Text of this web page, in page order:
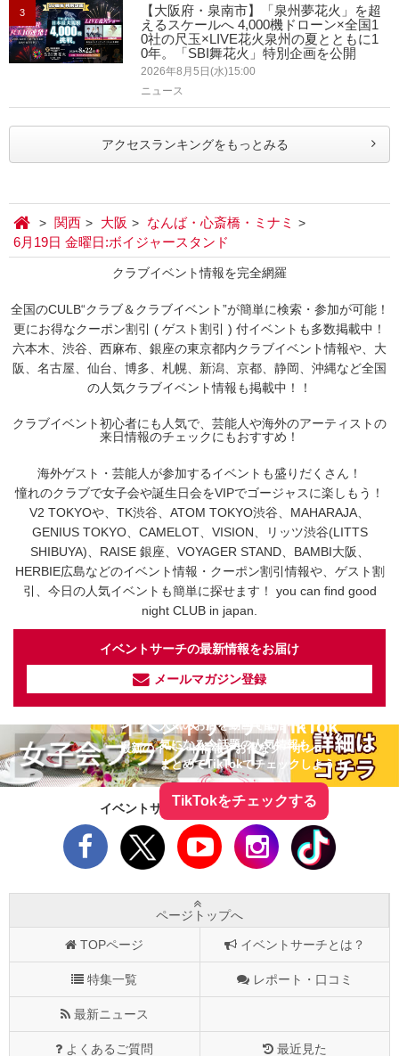
3
【大阪府・泉南市】「泉州夢花火」を超
えるスケールへ 4,000機ドローン×全国1
0社の尺玉×LIVE花火泉州の夏とともに1
0年。「SBI舞花火」特別企画を公開
2026年8月5日(水)15:00
ニュース
アクセスランキングをもっとみる
関西 大阪
なんば・心斎橋・ミナミ
6月19日 金曜日:ボイジャースタンド
クラブイベント情報を完全網羅
全国のCULB“クラブ＆クラブイベント”が簡単に検索・参加が可能！
更にお得なクーポン割引 ( ゲスト割引 ) 付イベントも多数掲載中！
六本木、渋谷、西麻布、銀座の東京都内クラブイベント情報や、大
阪、名古屋、仙台、博多、札幌、新潟、京都、静岡、沖縄など全国
の人気クラブイベント情報も掲載中！！
クラブイベント初心者にも人気で、芸能人や海外のアーティストの
来日情報のチェックにもおすすめ！
海外ゲスト・芸能人が参加するイベントも盛りだくさん！
憧れのクラブで女子会や誕生日会をVIPでゴージャスに楽しもう！
V2 TOKYOや、TK渋谷、ATOM TOKYO渋谷、MAHARAJA、
GENIUS TOKYO、CAMELOT、VISION、リッツ渋谷(LITTS
SHIBUYA)、RAISE 銀座、VOYAGER STAND、BAMBI大阪、
HERBIE広島などのイベント情報・クーポン割引情報や、ゲスト割
引、今日の人気イベントも簡単に探せます！ you can find good
night CLUB in japan.
イベントサーチの最新情報をお届け
メールマガジン登録
イベントサーチ - TikTok
最新のイベント情報やお得なクーポン
人気のお店を動画で配信中！
気になる今話題の人気情報も
まとめてTikTokでチェックしよう！
TikTokをチェックする
イベントサーチをフォローしよう！
ページトップへ
TOPページ イベントサーチとは？
特集一覧 レポート・口コミ
最新ニュース
よくあるご質問 最近見た